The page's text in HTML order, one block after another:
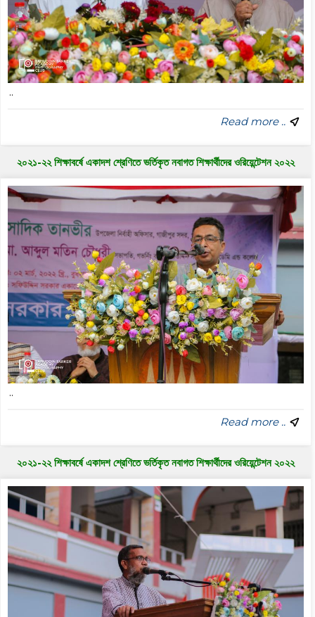
..
Read more ..
২০২১-২২ শিক্ষাবর্ষে একাদশ শ্রেণিতে ভর্তিকৃত নবাগত শিক্ষার্থীদের ওরিয়েন্টেশন ২০২২
..
Read more ..
২০২১-২২ শিক্ষাবর্ষে একাদশ শ্রেণিতে ভর্তিকৃত নবাগত শিক্ষার্থীদের ওরিয়েন্টেশন ২০২২